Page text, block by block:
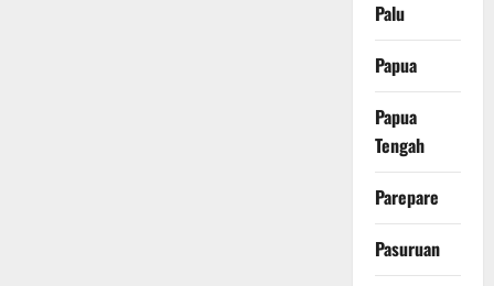
Palu
Papua
Papua
Tengah
Parepare
Pasuruan